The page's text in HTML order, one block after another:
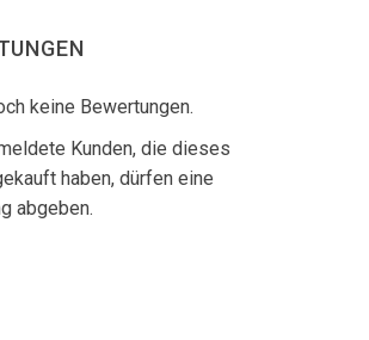
keine Bewertungen.
Kunden, die dieses
haben, dürfen eine
abgeben.